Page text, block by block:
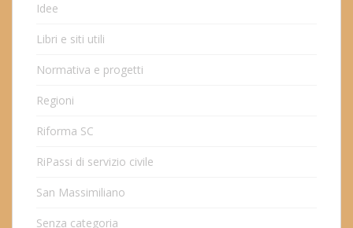
Idee
Libri e siti utili
Normativa e progetti
Regioni
Riforma SC
RiPassi di servizio civile
San Massimiliano
Senza categoria